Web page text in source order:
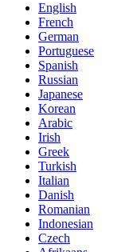
English
French
German
Portuguese
Spanish
Russian
Japanese
Korean
Arabic
Irish
Greek
Turkish
Italian
Danish
Romanian
Indonesian
Czech